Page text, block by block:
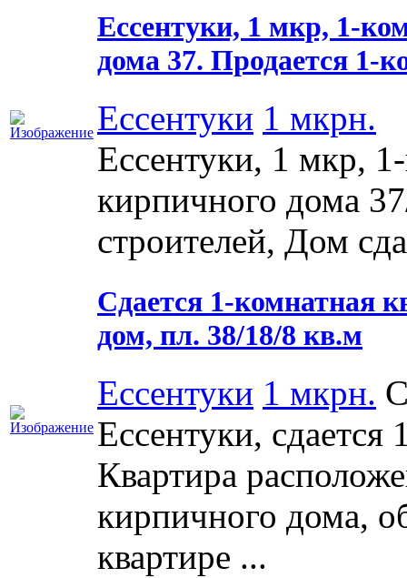
Ессентуки, 1 мкр, 1-
дома 37. Продается 1-
Ессентуки 1 мкрн.
Ессентуки, 1 мкр,
кирпичного дома
строителей, Дом
Сдается 1-комнатная
дом, пл. 38/18/8 кв.м
Ессентуки 1 мкрн.
Ессентуки, сдается
Квартира
кирпичного дома,
квартире ...